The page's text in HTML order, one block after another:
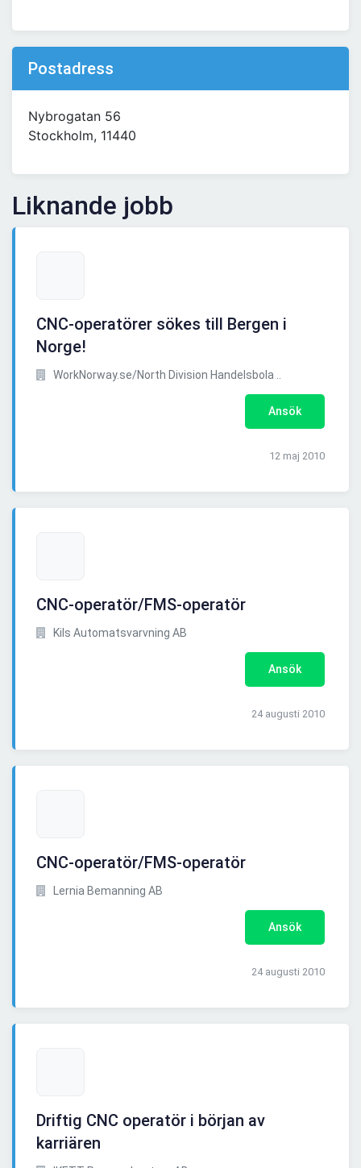
Postadress
Nybrogatan 56
Stockholm, 11440
Liknande jobb
CNC-operatörer sökes till Bergen i
Norge!
WorkNorway.se/North Division Handelsbola ..
Ansök
12 maj 2010
CNC-operatör/FMS-operatör
Kils Automatsvarvning AB
Ansök
24 augusti 2010
CNC-operatör/FMS-operatör
Lernia Bemanning AB
Ansök
24 augusti 2010
Driftig CNC operatör i början av
karriären